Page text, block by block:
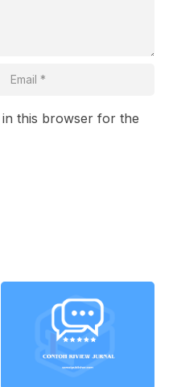
in this browser for the